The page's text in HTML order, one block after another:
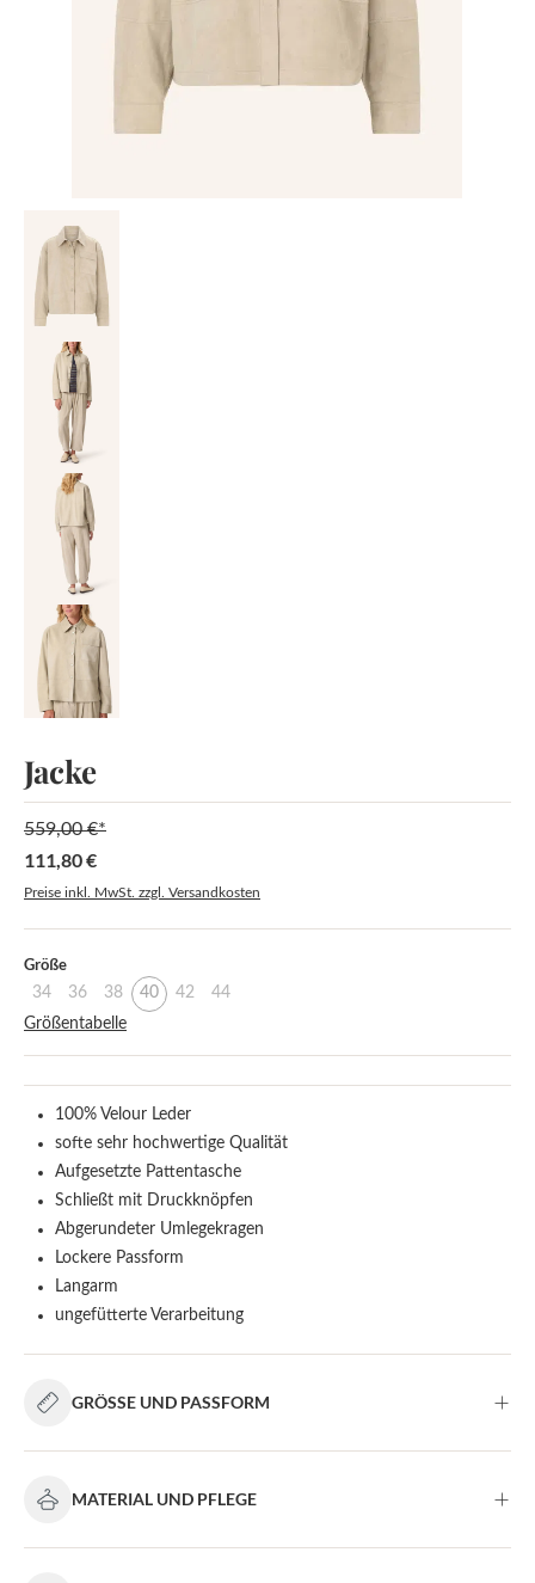
Jacke
Verkaufspreis:
111,80 €
559,00 €*
Preise inkl. MwSt. zzgl. Versandkosten
Größeauswählen
34 36 38 40 42
44
Größentabelle
100% Velour Leder
softe sehr hochwertige Qualität
Aufgesetzte Pattentasche
Schließt mit Druckknöpfen
Abgerundeter Umlegekragen
Lockere Passform
Langarm
ungefütterte Verarbeitung
GRÖSSE UND PASSFORM
MATERIAL UND PFLEGE